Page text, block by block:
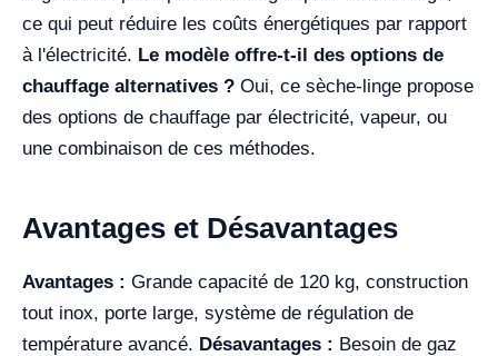
ce qui peut réduire les coûts énergétiques par rapport
à l'électricité. Le modèle offre-t-il des options de
chauffage alternatives ? Oui, ce sèche-linge propose
des options de chauffage par électricité, vapeur, ou
une combinaison de ces méthodes.
Avantages et Désavantages
Avantages : Grande capacité de 120 kg, construction
tout inox, porte large, système de régulation de
température avancé. Désavantages : Besoin de gaz